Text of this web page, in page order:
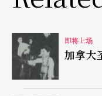
即将上场
加拿大